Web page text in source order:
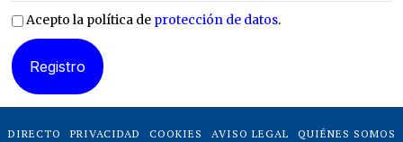
Acepto la política de protección de datos.
DIRECTO PRIVACIDAD COOKIES AVISO LEGAL
QUIÉNES SOMOS